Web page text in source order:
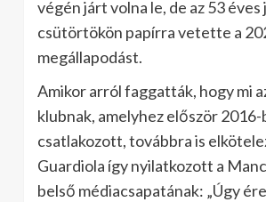
végén járt volna le, de az 53 éves
csütörtökön papírra vetette a
megállapodást.
Amikor arról faggatták, hogy mi
klubnak, amelyhez először 2016-
csatlakozott, továbbra is
Guardiola így nyilatkozott a
belső médiacsapatának: „Úgy